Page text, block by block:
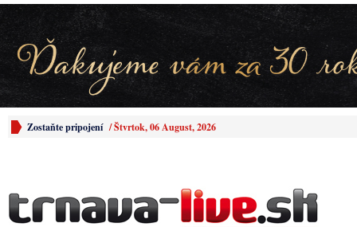
Zostaňte pripojení /Štvrtok, 06 August, 2026